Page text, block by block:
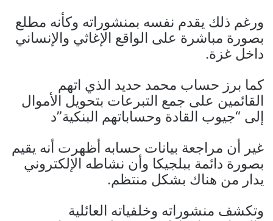
ورغم ذلك يقدم نفسه بمنشوراته وكأنه مطلع
بصورة مباشرة على الواقع الإغاثي والإنساني
داخل غزة.
كما برز حساب محمد حديد الذي اتهم
القائمين على جمع التبرعات بتحويل الأموال
إلى “جيوب القادة وحساباتهم البنكية”د
غير أن مراجعة بيانات حسابه أظهرت أنه يقيم
بصورة دائمة ببلجيكا وأن نشاطه الإلكتروني
يدار من هناك بشكل منتظم.
وتكشف منشوراته وخلفياته العائلية